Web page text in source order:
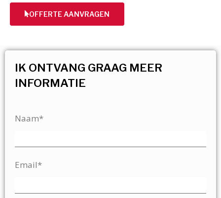
OFFERTE AANVRAGEN
IK ONTVANG GRAAG MEER
INFORMATIE
Naam*
Email*